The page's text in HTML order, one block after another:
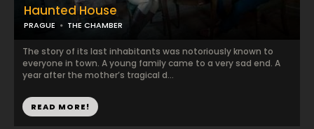
Haunted House
PRAGUE THE CHAMBER
The story of its last inhabitants was notoriously known to
everyone in town. A young family came to a very sad end. A
year after the mother’s tragical d...
READ MORE!